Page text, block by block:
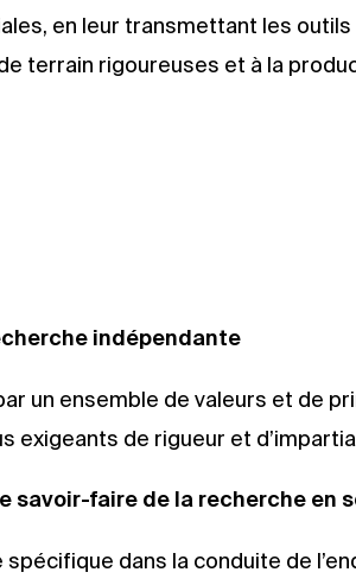
en leur transmettant les
terrain rigoureuses et à la
indépendante
un ensemble de valeurs et de
exigeants de rigueur et
savoir-faire de la recherche en
dans la conduite de